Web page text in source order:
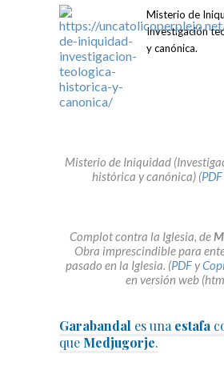
Misterio de
Investigación
y canónica.
Misterio de Iniquidad
histórica y canónica) (PDF
Complot contra la Iglesia, de
Obra imprescindible para
pasado en la Iglesia. (PDFy
en versión web
Garabandal es una estafa
que Medjugorje.